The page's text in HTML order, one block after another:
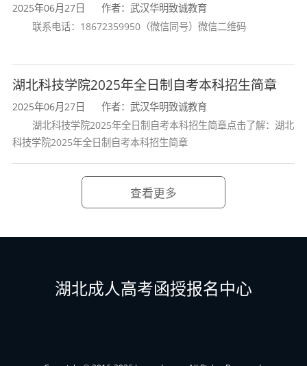
2025年06月27日
作者：武汉华明致诚教育
联系电话：18672359950（微信同号）微信二维码
湖北科技学院2025年全日制自考本科招生简章
2025年06月27日
作者：武汉华明致诚教育
湖北科技学院2025年全日制自考本科招生简章点击了解：湖北
科技学院2025年全日制自考本科招生简章
查看更多
湖北成人高考函授报名中心